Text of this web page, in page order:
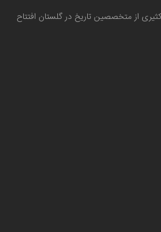
از متخصصین تاریخ در گلستان افتتاح